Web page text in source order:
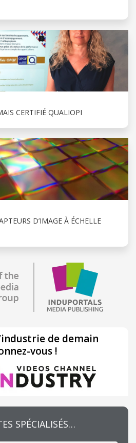
CERTIFIÉ QUALIOPI
D’IMAGE À ÉCHELLE
de demain
vous !
SPÉCIALISÉS…